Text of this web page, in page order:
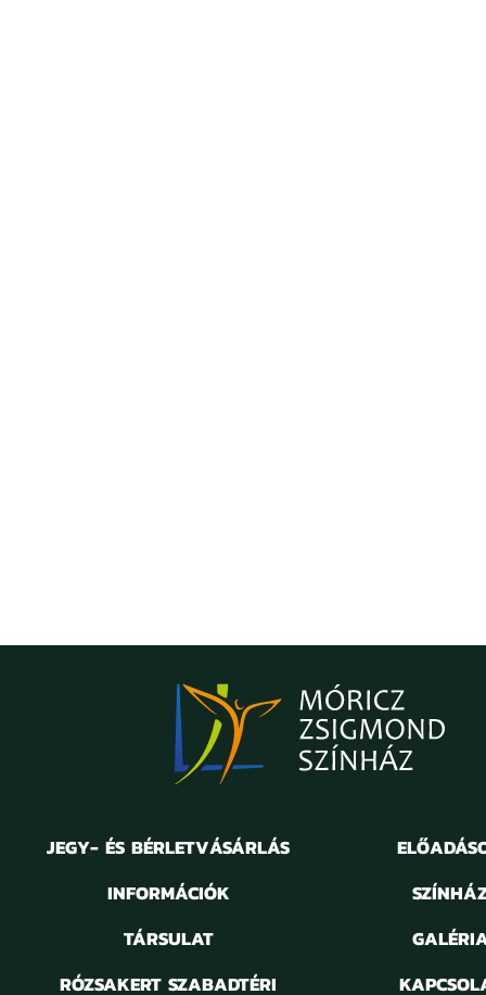
JEGY- ÉS BÉRLETVÁSÁRLÁS
INFORMÁCIÓK
TÁRSULAT
RÓZSAKERT SZABADTÉRI